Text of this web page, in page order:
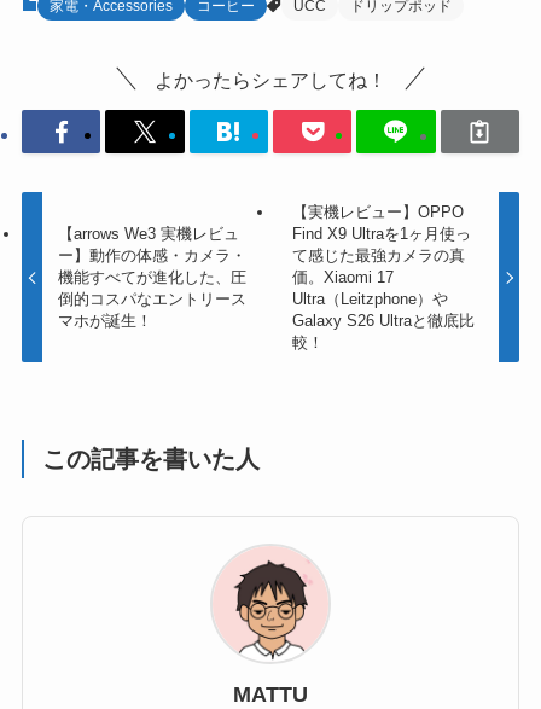
家電・Accessories コーヒー UCC ドリップポッド
よかったらシェアしてね！
【arrows We3 実機レビュ
ー】動作の体感・カメラ・
機能すべてが進化した、圧
倒的コスパなエントリース
マホが誕生！
【実機レビュー】OPPO
Find X9 Ultraを1ヶ月使っ
て感じた最強カメラの真
価。Xiaomi 17
Ultra（Leitzphone）や
Galaxy S26 Ultraと徹底比
較！
この記事を書いた人
MATTU